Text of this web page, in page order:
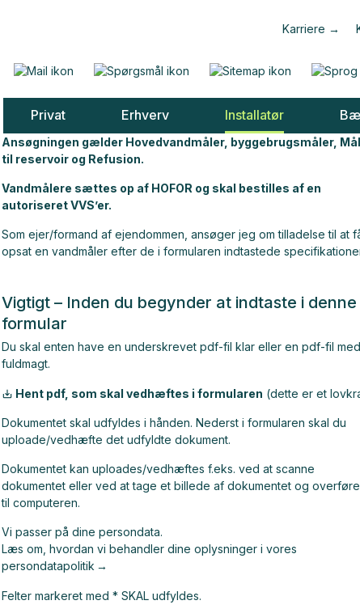
Karriere
Privat Erhverv Installatør
Ansøgningen gælder Hovedvandmåler, byggebrugsmåler,
til reservoir og Refusion.
Vandmålere sættes op af HOFOR og skal bestilles af en
autoriseret VVS’er.
Som ejer/formand af ejendommen, ansøger jeg om tilladelse til at
opsat en vandmåler efter de i formularen indtastede
Vigtigt – Inden du begynder at indtaste i denne
formular
Du skal enten have en underskrevet pdf-fil klar eller en pdf-fil med
fuldmagt.
Hent pdf, som skal vedhæftes i formularen (dette er et
Dokumentet skal udfyldes i hånden. Nederst i formularen skal du
uploade/vedhæfte det udfyldte dokument.
Dokumentet kan uploades/vedhæftes f.eks. ved at scanne
dokumentet eller ved at tage et billede af dokumentet og
til computeren.
Vi passer på dine persondata.
Læs om, hvordan vi behandler dine oplysninger i vores
persondatapolitik
Felter markeret med * SKAL udfyldes.